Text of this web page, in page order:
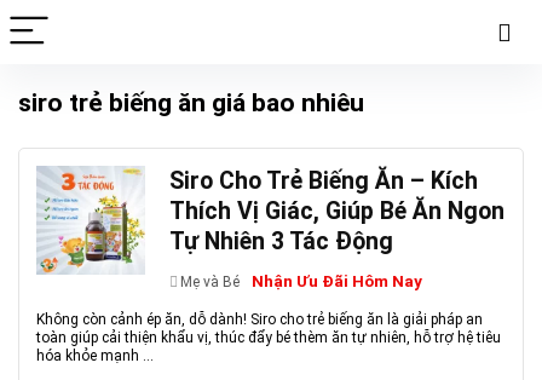
siro trẻ biếng ăn giá bao nhiêu
Siro Cho Trẻ Biếng Ăn – Kích
Thích Vị Giác, Giúp Bé Ăn Ngon
Tự Nhiên 3 Tác Động
Mẹ và Bé Nhận Ưu Đãi Hôm Nay
Không còn cảnh ép ăn, dỗ dành! Siro cho trẻ biếng ăn là giải pháp an
toàn giúp cải thiện khẩu vị, thúc đẩy bé thèm ăn tự nhiên, hỗ trợ hệ tiêu
hóa khỏe mạnh ...